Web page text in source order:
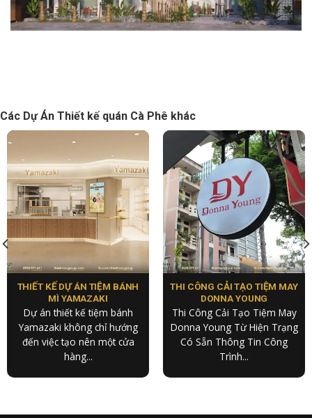
Các Dự Án Thiết kế quán Cà Phê khác
THIẾT KẾ DỰ ÁN TIỆM BÁNH
MÌ YAMAZAKI
Dự án thiết kế tiệm bánh
Yamazaki không chỉ hướng
đến việc tạo nên một cửa
hàng...
THI CÔNG CẢI TẠO TIỆM MAY
DONNA YOUNG
Thi Công Cải Tạo Tiệm May
Donna Young Từ Hiện Trạng
Có Sẵn Thông Tin Công
Trình...